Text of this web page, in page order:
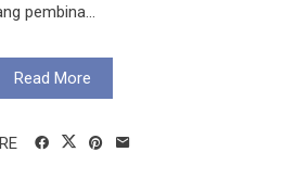
pembina...
Read More